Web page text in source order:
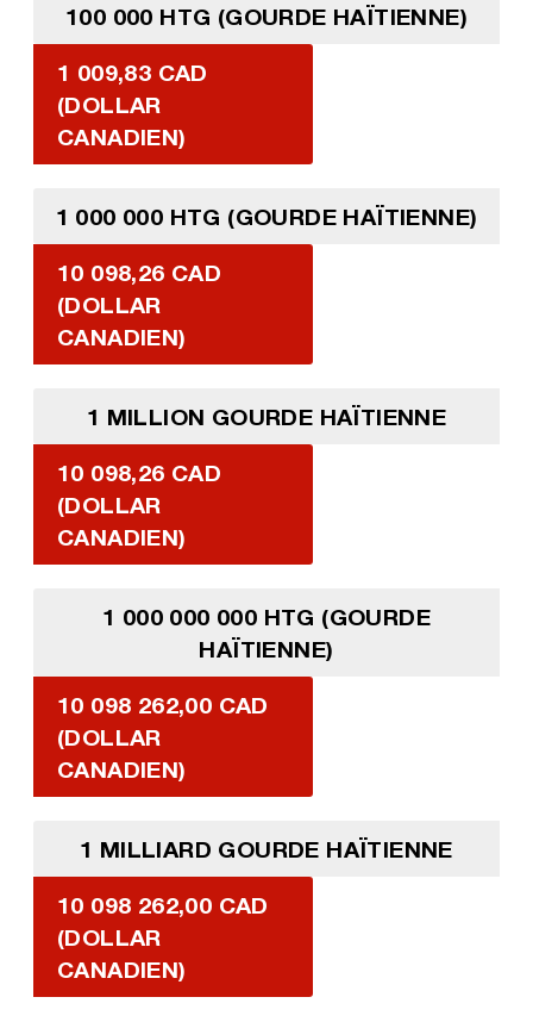
100 000 HTG (GOURDE HAÏTIENNE)
1 009,83 CAD
(DOLLAR
CANADIEN)
1 000 000 HTG (GOURDE HAÏTIENNE)
10 098,26 CAD
(DOLLAR
CANADIEN)
1 MILLION GOURDE HAÏTIENNE
10 098,26 CAD
(DOLLAR
CANADIEN)
1 000 000 000 HTG (GOURDE
HAÏTIENNE)
10 098 262,00 CAD
(DOLLAR
CANADIEN)
1 MILLIARD GOURDE HAÏTIENNE
10 098 262,00 CAD
(DOLLAR
CANADIEN)